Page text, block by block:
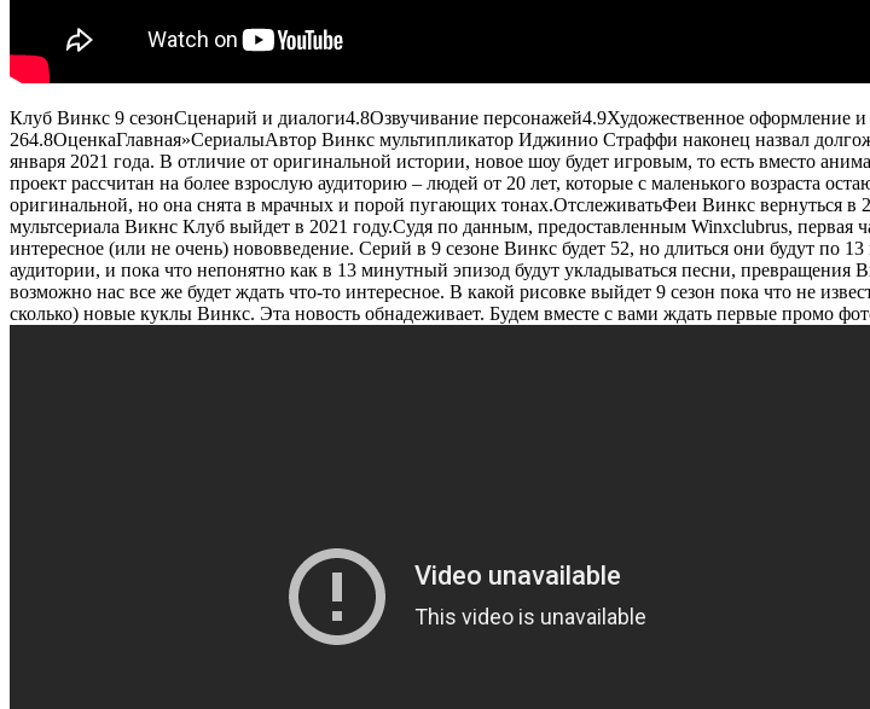
Клуб Винкс 9 сезонСценарий и диалоги4.8Озвучивание персонажей4.9Художественное оформление
264.8ОценкаГлавная»СериалыАвтор Винкс мультипликатор Иджинио Страффи наконец назвал
января 2021 года. В отличие от оригинальной истории, новое шоу будет игровым, то есть вместо
проект рассчитан на более взрослую аудиторию – людей от 20 лет, которые с маленького возраста
оригинальной, но она снята в мрачных и порой пугающих тонах.ОтслеживатьФеи Винкс вернуться в
мультсериала Викнс Клуб выйдет в 2021 году.Судя по данным, предоставленным Winxclubrus,
интересное (или не очень) нововведение. Серий в 9 сезоне Винкс будет 52, но длиться они будут
аудитории, и пока что непонятно как в 13 минутный эпизод будут укладываться песни,
возможно нас все же будет ждать что-то интересное. В какой рисовке выйдет 9 сезон пока что не
сколько) новые куклы Винкс. Эта новость обнадеживает. Будем вместе с вами ждать первые промо